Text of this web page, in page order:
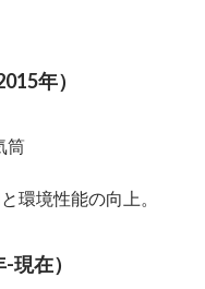
年）
筒
環境性能の向上。
在）